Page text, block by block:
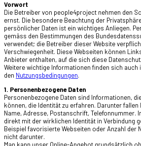
Vorwort
Die Betreiber von people4project nehmen den
ernst. Die besondere Beachtung der
persönlicher Daten ist ein wichtiges Anliegen.
gemäss den Bestimmungen des
verwendet; die Betreiber dieser Website
Verschwiegenheit. Diese Webseiten können
Anbieter enthalten, auf die sich diese
Weitere wichtige Informationen finden sich auch
den Nutzungsbedingungen.
1. Personenbezogene Daten
Personenbezogene Daten sind Informationen,
können, die Identität zu erfahren. Darunter
Name, Adresse, Postanschrift, Telefonnummer.
direkt mit der wirklichen Identität in Verbindung
Beispiel favorisierte Webseiten oder Anzahl der
nicht darunter.